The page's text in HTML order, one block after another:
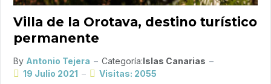
Villa de la Orotava, destino turístico
permanente
By Antonio Tejera Categoría:Islas Canarias
19 Julio 2021
Visitas: 2055